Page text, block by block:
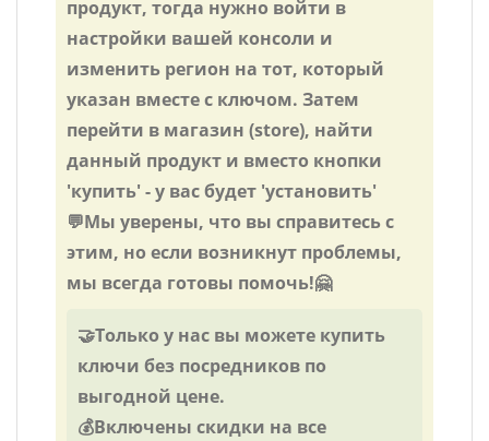
продукт, тогда нужно войти в
настройки вашей консоли и
изменить регион на тот, который
указан вместе с ключом. Затем
перейти в магазин (store), найти
данный продукт и вместо кнопки
'купить' - у вас будет 'установить'
💬Мы уверены, что вы справитесь с
этим, но если возникнут проблемы,
мы всегда готовы помочь!🤗
🤝Только у нас вы можете купить
ключи без посредников по
выгодной цене.
💰Включены скидки на все